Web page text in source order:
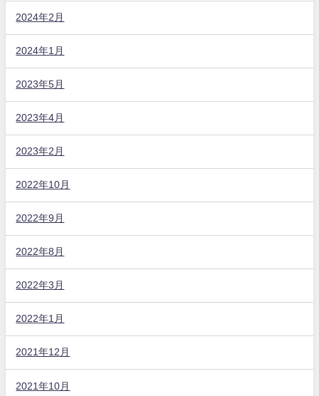
2024年2月
2024年1月
2023年5月
2023年4月
2023年2月
2022年10月
2022年9月
2022年8月
2022年3月
2022年1月
2021年12月
2021年10月